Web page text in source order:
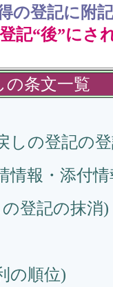
の登記に附記
記“後”にさ
の条文一覧
の登記の
報・添付情
登記の抹消)
の順位)